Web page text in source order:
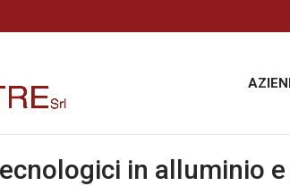
in alluminio